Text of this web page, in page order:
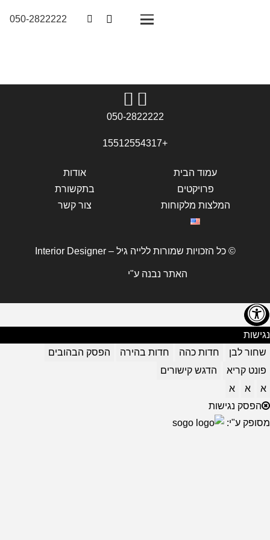
050-2822222
עמוד הבית
אודות
פרויקטים
בתקשורת
המלצות מלקוחות
צור קשר
© כל הזכויות שמורות ללייה גיל – Interior Designer
האתר נבנה ע"י
050-2822222
+15512554317
נגישות
שחור לבן
חדות כהה חדות בהירה
הפסק הבהובים
פונט קריא
הדגש קישורים
א
א
א
הפסק נגישות
מסופק ע"י: